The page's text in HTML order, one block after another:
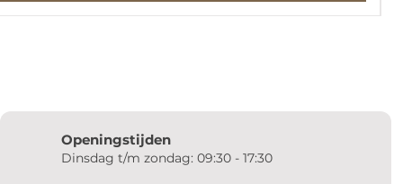
Openingstijden
Dinsdag t/m zondag: 09:30 - 17:30